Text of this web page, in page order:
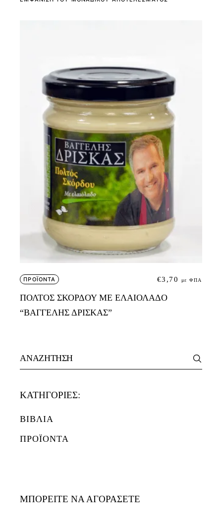
ΠΡΟΪΟΝΤΑ
ΠΟΛΤΟΣ ΣΚΟΡΔΟΥ ΜΕ ΕΛΑΙΟΛΑΔΟ
“ΒΑΓΓΕΛΗΣ ΔΡΙΣΚΑΣ”
€3,70 με ΦΠΑ
for:
ΚΑΤΗΓΟΡΙΕΣ:
ΒΙΒΛΙΑ
ΠΡΟΪΟΝΤΑ
ΜΠΟΡΕΙΤΕ ΝΑ ΑΓΟΡΑΣΕΤΕ